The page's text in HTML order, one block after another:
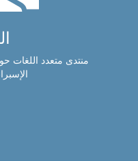
منتدى متعدد